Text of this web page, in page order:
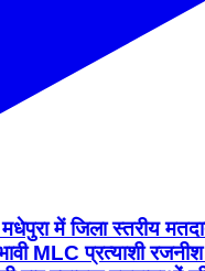
में जिला स्तरीय
MLC प्रत्याशी